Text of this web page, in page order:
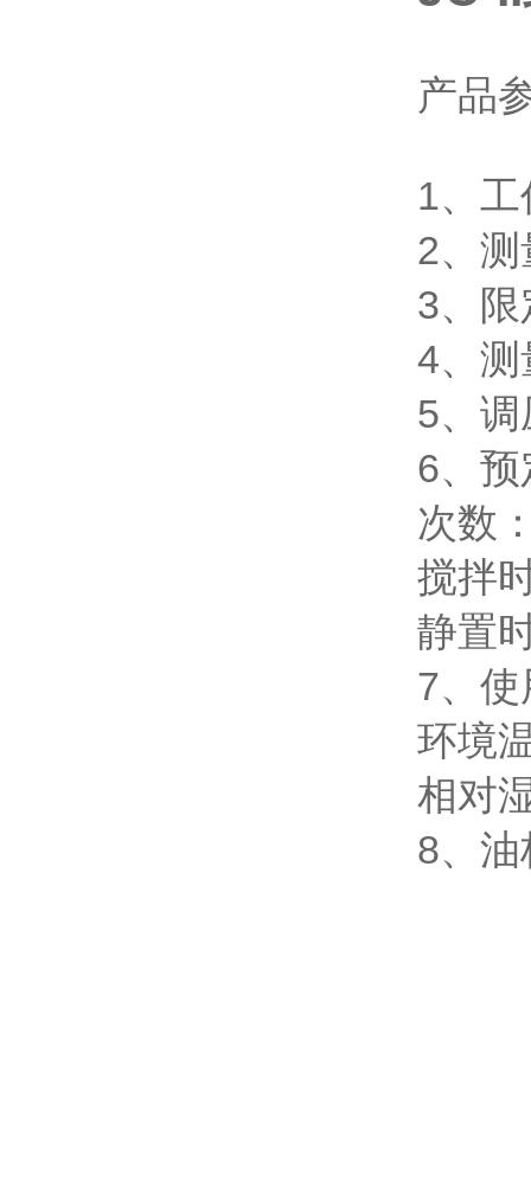
产品
1、
2、
3、
4、测
5、
6、
次数
搅拌
静置
7、
环境
相对
8、